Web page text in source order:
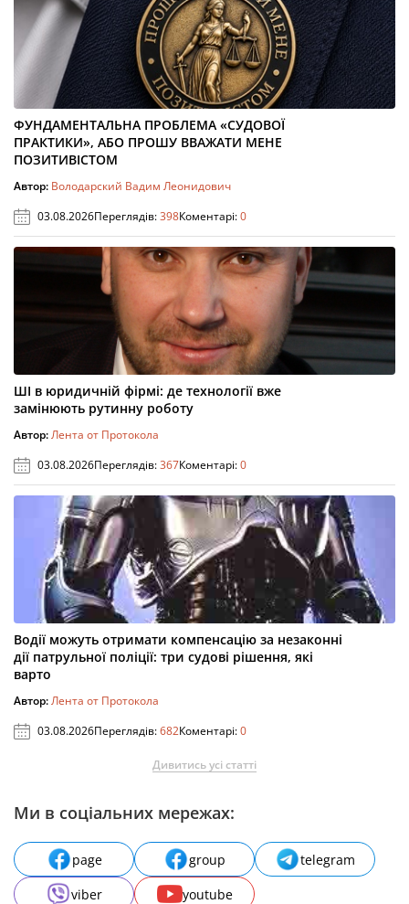
ФУНДАМЕНТАЛЬНА ПРОБЛЕМА «СУДОВОЇ
ПРАКТИКИ», АБО ПРОШУ ВВАЖАТИ МЕНЕ
ПОЗИТИВІСТОМ
Автор: Володарский Вадим Леонидович
03.08.2026Переглядів:398Коментарі:0
ШІ в юридичній фірмі: де технології вже
замінюють рутинну роботу
Автор:Лента от Протокола
03.08.2026Переглядів:367Коментарі:0
Водії можуть отримати компенсацію за незаконні
дії патрульної поліції: три судові рішення, які
варто
Автор:Лента от Протокола
03.08.2026Переглядів:682Коментарі:0
Дивитись усі статті
Ми в соціальних мережах:
page group
telegram
viber
youtube